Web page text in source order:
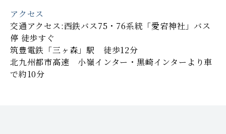
アクセス
交通アクセス:西鉄バス75・76系統「愛宕神社」バス
停 徒歩すぐ
筑豊電鉄「三ヶ森」駅 徒歩12分
北九州都市高速 小嶺インター・黒崎インターより車
で約10分